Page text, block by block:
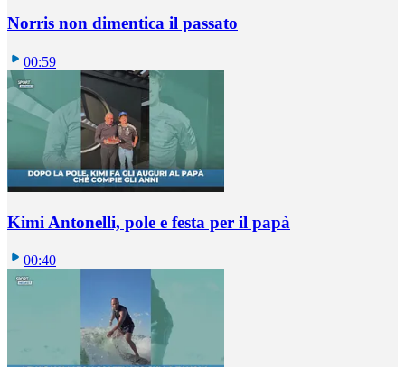
Norris non dimentica il passato
00:59
Kimi Antonelli, pole e festa per il papà
00:40